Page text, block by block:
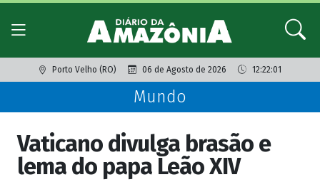
Porto Velho (RO) 06 de Agosto de 2026 12:22:01
Mundo
Vaticano divulga brasão e
lema do papa Leão XIV